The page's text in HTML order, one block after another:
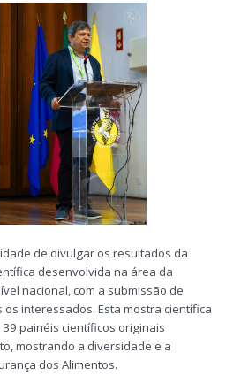
de divulgar os resultados da
desenvolvida na área da
nacional, com a submissão de
interessados. Esta mostra científica
painéis científicos originais
mostrando a diversidade e a
dos Alimentos.